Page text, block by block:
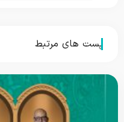
پست های مرتبط